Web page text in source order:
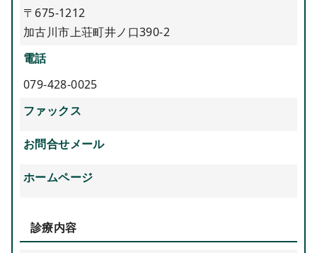
〒675-1212
加古川市上荘町井ノ口390-2
電話
079-428-0025
ファックス
お問合せメール
ホームページ
診療内容